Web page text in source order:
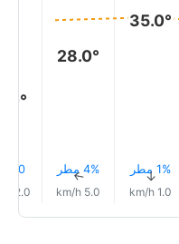
35.0°
1% مطر↑
1.0 km/h
28.0°
4% مطر↑
5.0 km/h
1.0 mm
12.0 km/h